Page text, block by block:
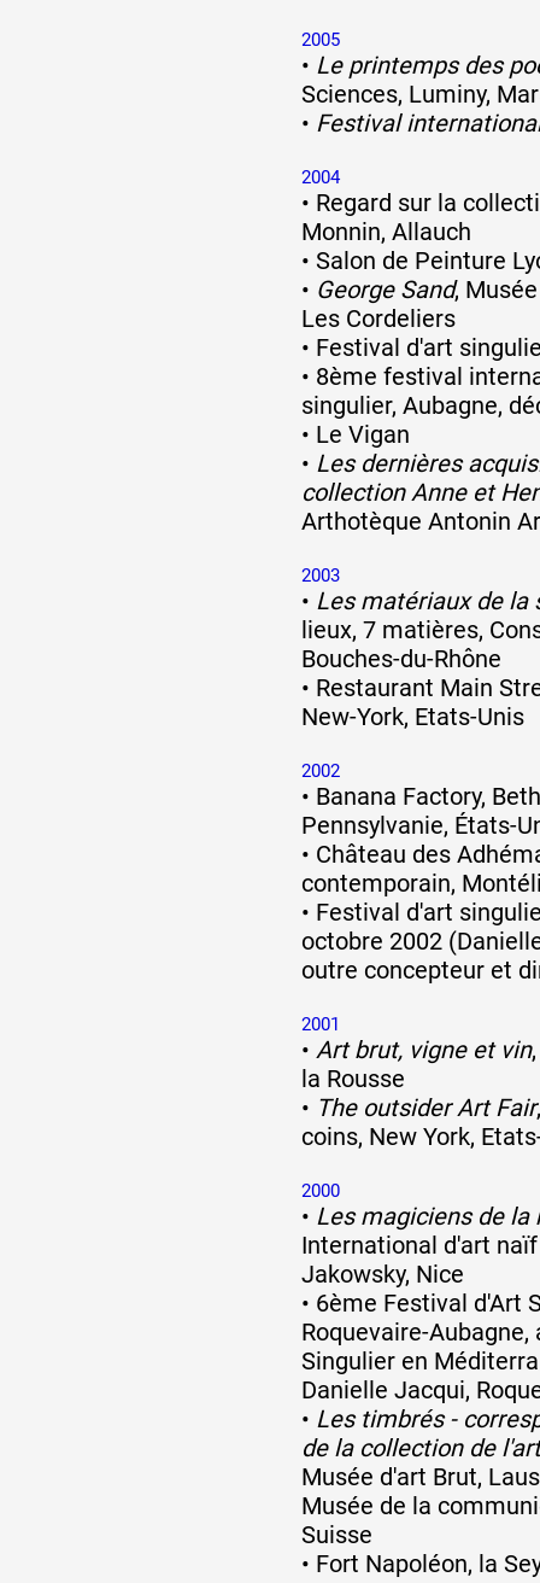
Actions
Documentation
Visites d'ateliers
Production vidéo
Formation
Événements
1% œuvres
public
Réseau
De A à Z
Année par année
Collection vidéos
Candidater
2005
• Le printemps des
Sciences, Luminy,
• Festival
2004
• Regard sur la
Monnin, Allauch
• Salon de Peinture
• George Sand,
Les Cordeliers
• Festival d'art
• 8ème festival
singulier, Aubagne,
• Le Vigan
• Les dernières
collection Anne et
Arthotèque Antonin
2003
• Les matériaux de la
lieux, 7 matières,
Bouches-du-Rhône
• Restaurant Main
New-York, Etats-Unis
2002
• Banana Factory,
Pennsylvanie, États-
• Château des
contemporain,
• Festival d'art
octobre 2002
outre concepteur et
2001
• Art brut, vigne et vin
la Rousse
• The outsider Art Fair
coins, New York,
2000
• Les magiciens de la
International d'art
Jakowsky, Nice
• 6ème Festival d'Art
Roquevaire-Aubagne,
Singulier en
Danielle Jacqui,
• Les timbrés -
de la collection de
Musée d'art Brut,
Musée de la
Suisse
• Fort Napoléon, la